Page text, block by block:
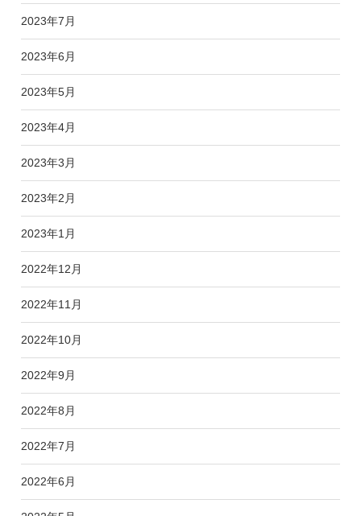
2023年7月
2023年6月
2023年5月
2023年4月
2023年3月
2023年2月
2023年1月
2022年12月
2022年11月
2022年10月
2022年9月
2022年8月
2022年7月
2022年6月